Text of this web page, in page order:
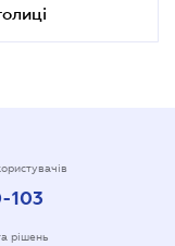
103
рішень